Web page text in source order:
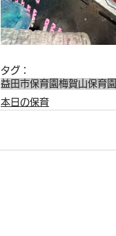
タグ：
益田市保育園 梅賀山保育園
本日の保育